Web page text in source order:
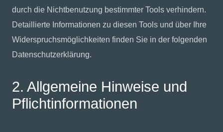
durch die Nichtbenutzung bestimmter Tools verhindern.
Detaillierte Informationen zu diesen Tools und über Ihre
Widerspruchsmöglichkeiten finden Sie in der folgenden
Datenschutzerklärung.
2. Allgemeine Hinweise und
Pflichtinformationen